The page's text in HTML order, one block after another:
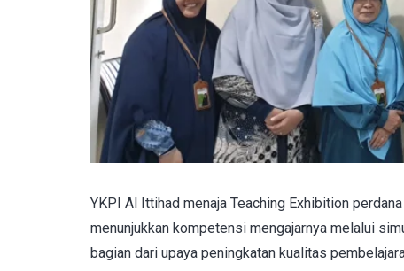
YKPI Al Ittihad menaja Teaching Exhibition
menunjukkan kompetensi mengajarnya melalui
bagian dari upaya peningkatan kualitas